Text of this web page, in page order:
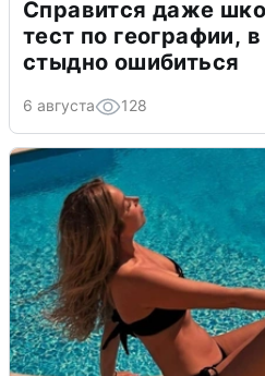
Справится даже
тест по географии,
стыдно ошибиться
6 августа 128